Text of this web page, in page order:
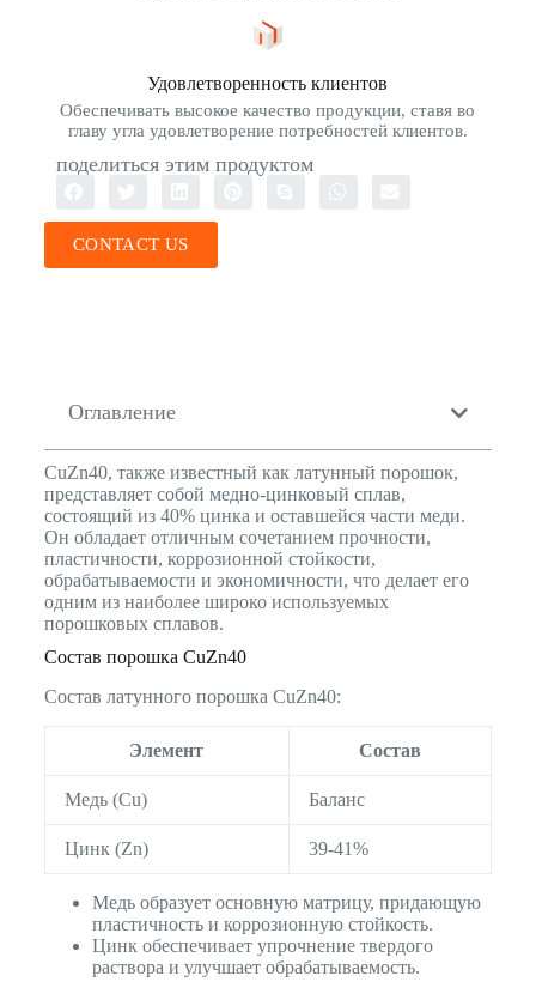
Удовлетворенность клиентов
Обеспечивать высокое качество продукции, ставя во
главу угла удовлетворение потребностей клиентов.
поделиться этим продуктом
CONTACT US
Оглавление
CuZn40, также известный как латунный порошок,
представляет собой медно-цинковый сплав,
состоящий из 40% цинка и оставшейся части меди.
Он обладает отличным сочетанием прочности,
пластичности, коррозионной стойкости,
обрабатываемости и экономичности, что делает его
одним из наиболее широко используемых
порошковых сплавов.
Состав порошка CuZn40
Состав латунного порошка CuZn40:
Элемент Состав
Медь (Cu) Баланс
Цинк (Zn) 39-41%
Медь образует основную матрицу, придающую
пластичность и коррозионную стойкость.
Цинк обеспечивает упрочнение твердого
раствора и улучшает обрабатываемость.